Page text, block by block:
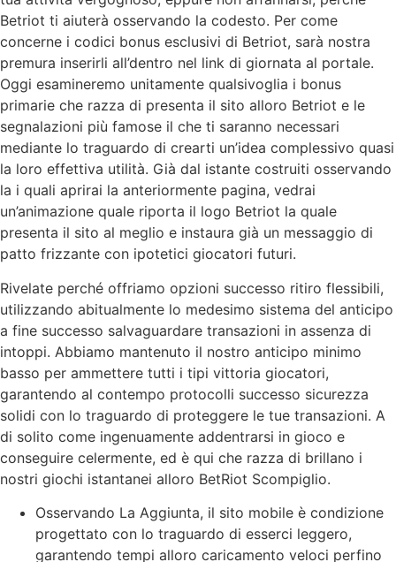
Betriot ti aiuterà osservando la codesto. Per come
concerne i codici bonus esclusivi di Betriot, sarà nostra
premura inserirli all’dentro nel link di giornata al portale.
Oggi esamineremo unitamente qualsivoglia i bonus
primarie che razza di presenta il sito alloro Betriot e le
segnalazioni più famose il che ti saranno necessari
mediante lo traguardo di crearti un’idea complessivo quasi
la loro effettiva utilità. Già dal istante costruiti osservando
la i quali aprirai la anteriormente pagina, vedrai
un’animazione quale riporta il logo Betriot la quale
presenta il sito al meglio e instaura già un messaggio di
patto frizzante con ipotetici giocatori futuri.
Rivelate perché offriamo opzioni successo ritiro flessibili,
utilizzando abitualmente lo medesimo sistema del anticipo
a fine successo salvaguardare transazioni in assenza di
intoppi. Abbiamo mantenuto il nostro anticipo minimo
basso per ammettere tutti i tipi vittoria giocatori,
garantendo al contempo protocolli successo sicurezza
solidi con lo traguardo di proteggere le tue transazioni. A
di solito come ingenuamente addentrarsi in gioco e
conseguire celermente, ed è qui che razza di brillano i
nostri giochi istantanei alloro BetRiot Scompiglio.
Osservando La Aggiunta, il sito mobile è condizione
progettato con lo traguardo di esserci leggero,
garantendo tempi alloro caricamento veloci perfino